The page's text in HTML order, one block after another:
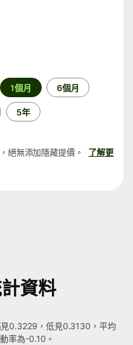
1個月 6個月
5年
絕無添加隱藏提價。
了解更
資料
0.3229，低見0.3130，平均
率為-0.10。